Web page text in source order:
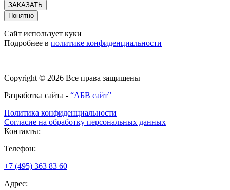
ЗАКАЗАТЬ
Понятно
Сайт использует куки
Подробнее в политике конфиденциальности
Copyright © 2026 Все права защищены
Разработка сайта - “АБВ сайт”
Политика конфиденциальности
Согласие на обработку персональных данных
Контакты:
Телефон:
+7 (495) 363 83 60
Адрес: